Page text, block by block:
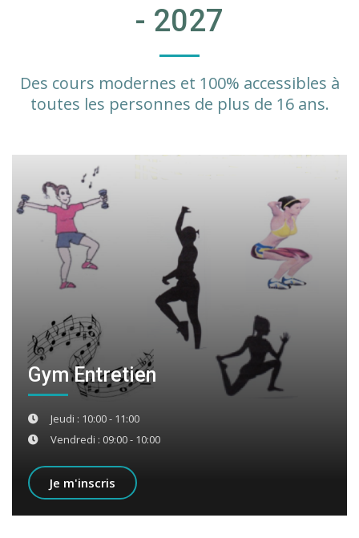
- 2027
Des cours modernes et 100% accessibles à
toutes les personnes de plus de 16 ans.
Gym Entretien
Jeudi : 10:00 - 11:00
Vendredi : 09:00 - 10:00
Je m'inscris